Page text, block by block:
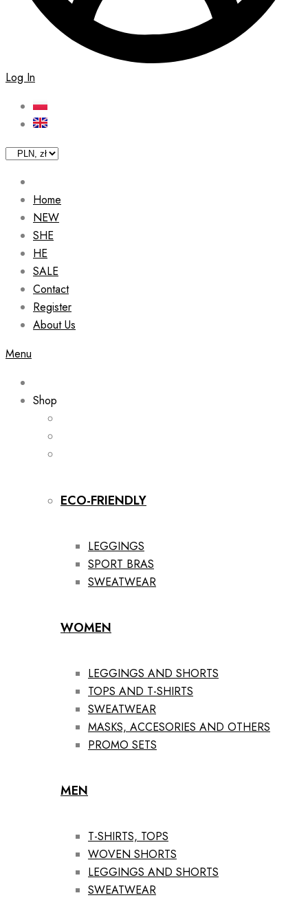
Log In
Home
NEW
SHE
HE
SALE
Contact
Register
About Us
Menu
Shop
ECO-FRIENDLY
LEGGINGS
SPORT BRAS
SWEATWEAR
WOMEN
LEGGINGS AND SHORTS
TOPS AND T-SHIRTS
SWEATWEAR
MASKS, ACCESORIES AND OTHERS
PROMO SETS
MEN
T-SHIRTS, TOPS
WOVEN SHORTS
LEGGINGS AND SHORTS
SWEATWEAR